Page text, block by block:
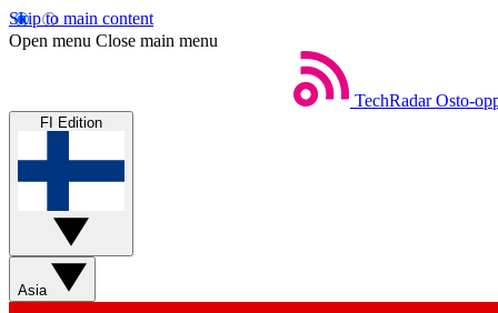
Skip to main content
Open menu Close main menu
TechRadar Osto-
FI Edition
Asia